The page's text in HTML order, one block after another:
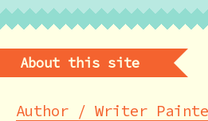
About this site
Author / Writer